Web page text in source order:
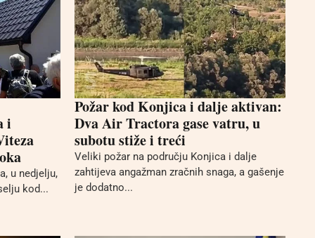
i
u nedjelju,
kod...
Požar kod Konjica i dalje aktivan:
Dva Air Tractora gase vatru, u
subotu stiže i treći
Veliki požar na području Konjica i dalje
zahtijeva angažman zračnih snaga, a gašenje
je dodatno...